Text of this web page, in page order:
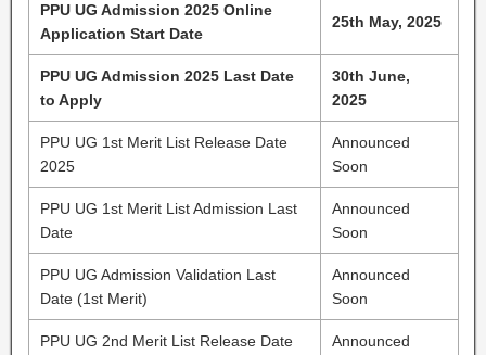
PPU UG Admission 2025 Online
Application Start Date
25th May, 2025
PPU UG Admission 2025 Last Date
to Apply
30th June,
2025
PPU UG 1st Merit List Release Date
2025
Announced
Soon
PPU UG 1st Merit List Admission Last
Date
Announced
Soon
PPU UG Admission Validation Last
Date (1st Merit)
Announced
Soon
PPU UG 2nd Merit List Release Date
Announced